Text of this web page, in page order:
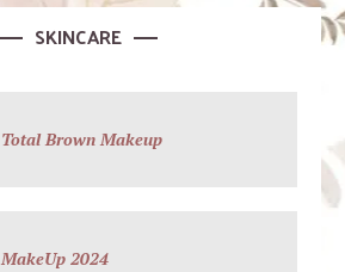
SKINCARE
Total Brown Makeup
MakeUp 2024